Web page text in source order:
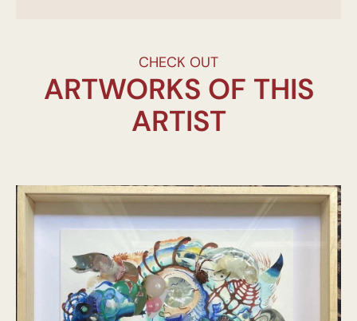
CHECK OUT
ARTWORKS OF THIS
ARTIST